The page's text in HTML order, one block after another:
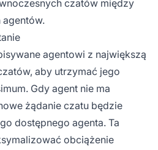
czatów między
agentowi z największą
aby utrzymać jego
Gdy agent nie ma
żądanie czatu będzie
dostępnego agenta. Ta
obciążenie